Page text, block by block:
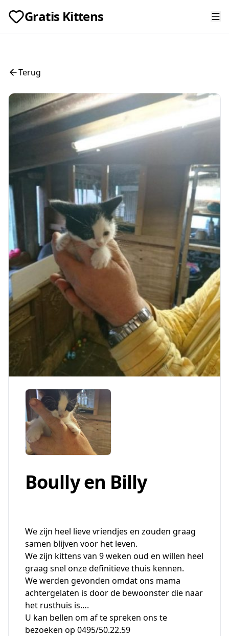
Gratis Kittens
Terug
Boully en Billy
We zijn heel lieve vriendjes en zouden graag
samen blijven voor het leven.
We zijn kittens van 9 weken oud en willen heel
graag snel onze definitieve thuis kennen.
We werden gevonden omdat ons mama
achtergelaten is door de bewoonster die naar
het rusthuis is….
U kan bellen om af te spreken ons te
bezoeken op 0495/50.22.59